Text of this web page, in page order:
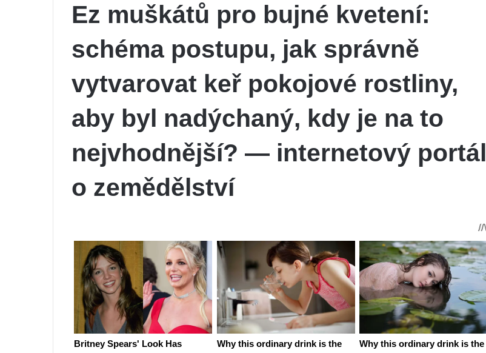
Ez muškátů pro bujné kvetení:
schéma postupu, jak správně
vytvarovat keř pokojové rostliny,
aby byl nadýchaný, kdy je na to
nejvhodnější? — internetový portál
o zemědělství